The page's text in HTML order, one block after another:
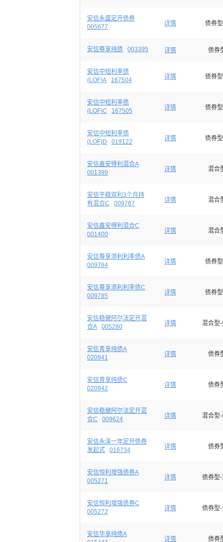
安信永盛定开债券
005677
详情 债券
安信尊享纯债 003395 详情 债券
安信中短利率债
(LOF)A
167504 详情 债券
安信中短利率债
(LOF)C
167505 详情 债券
安信中短利率债
(LOF)D
019122 详情 债券
安信鑫安得利混合A
001399
详情 混合
安信平稳双利3个月持
有混合C
009767 详情 混合
安信鑫安得利混合C
001400
详情 混合
安信尊享添利利率债A
009784
详情 债券
安信尊享添利利率债C
009785
详情 债券
安信稳健阿尔法定开混
合A
005280 详情 混合型
安信青享纯债A
020941
详情 债券
安信青享纯债C
020942
详情 债券
安信稳健阿尔法定开混
合C
009624 详情 混合型
安信永泽一年定开债券
发起式
016734 详情 债券
安信恒利增强债券A
005271
详情 债券型
安信恒利增强债券C
005272
详情 债券型
安信华享纯债A
详情 债券